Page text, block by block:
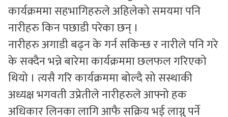
कार्यक्रममा सहभागिहरुले अहिलेको समयमा पनि
नारीहरु किन पछाडी परेका छन् ।
नारीहरु अगाडी बढ्न के गर्न सकिन्छ र नारीले पनि गरे
के सक्दैन भन्ने बारेमा कार्यक्रममा छलफल गरिएको
थियो । त्यसै गरि कार्यक्रममा बोल्दै सो सस्थाकी
अध्यक्ष भगवती उप्रेतीले नारीहरुले आफ्नो हक
अधिकार लिनका लागि आफै सक्रिय भई लाग्नु पर्ने